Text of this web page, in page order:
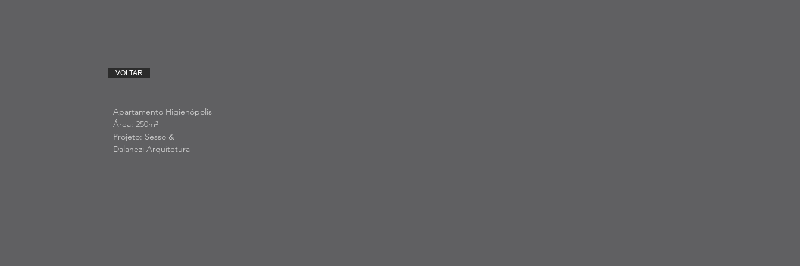
VOLTAR
Apartamento Higienópolis
Área: 250m²
Projeto: Sesso &
Dalanezi Arquitetura